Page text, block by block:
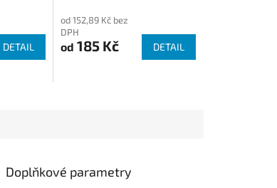
DETAIL
od 152,89 Kč bez
DPH
od 185 Kč DETAIL
Doplňkové parametry